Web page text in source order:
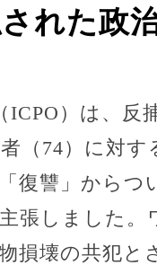
れた政
）は、反
（74）に対
復讐」から
張しました
損壊の共犯と